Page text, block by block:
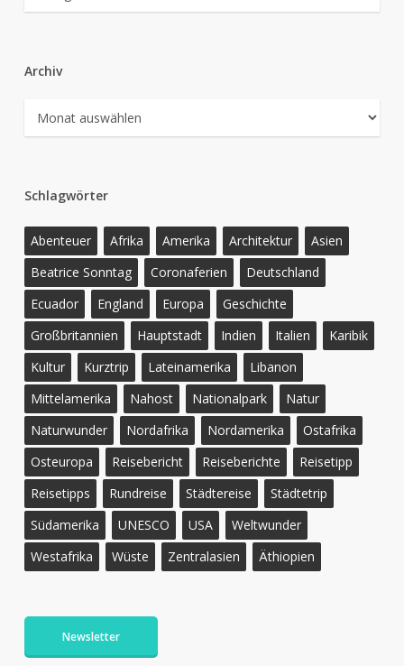
Archiv
Archiv
Schlagwörter
Abenteuer Afrika Amerika Architektur
Asien
Beatrice Sonntag
Coronaferien
Deutschland
Ecuador
England Europa
Geschichte
Großbritannien
Hauptstadt Indien Italien
Karibik
Kultur
Kurztrip Lateinamerika
Libanon
Mittelamerika
Nahost Nationalpark
Natur
Naturwunder
Nordafrika Nordamerika
Ostafrika
Osteuropa
Reisebericht Reiseberichte
Reisetipp
Reisetipps
Rundreise Städtereise
Städtetrip
Südamerika
UNESCO USA
Weltwunder
Westafrika
Wüste Zentralasien Äthiopien
Newsletter